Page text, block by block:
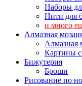
Наборы
Нити для
и много
Алмазная
Алмазная
Картины
Бижутерия
Броши
Рисование по